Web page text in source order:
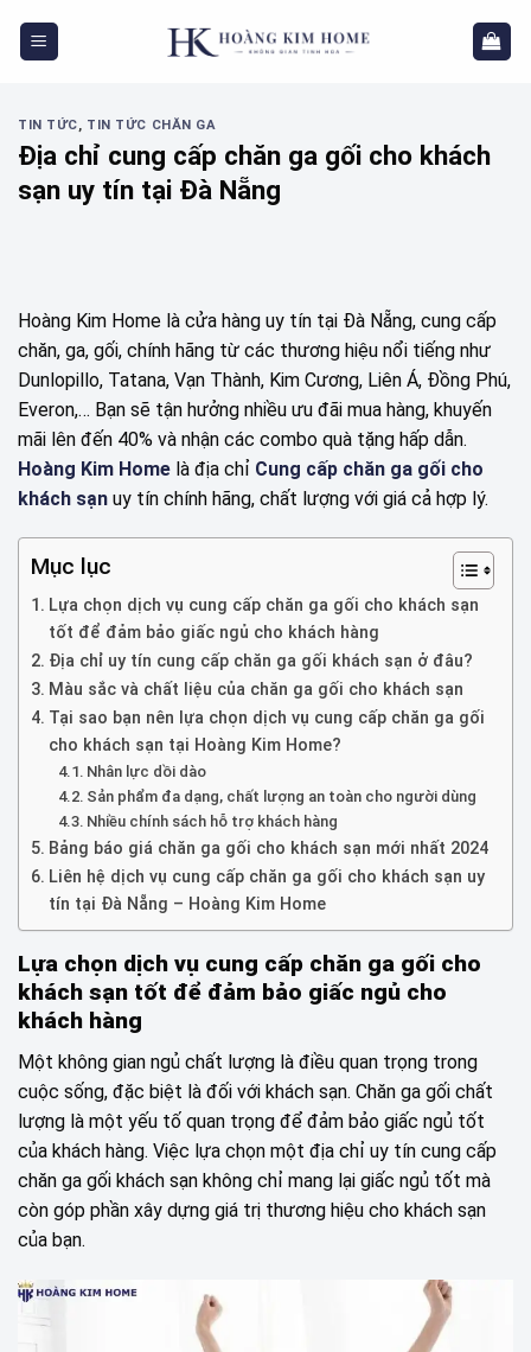
TIN TỨC, TIN TỨC CHĂN GA
Địa chỉ cung cấp chăn ga gối cho khách
sạn uy tín tại Đà Nẵng
Hoàng Kim Home là cửa hàng uy tín tại Đà Nẵng, cung cấp
chăn, ga, gối, chính hãng từ các thương hiệu nổi tiếng như
Dunlopillo, Tatana, Vạn Thành, Kim Cương, Liên Á, Đồng Phú,
Everon,… Bạn sẽ tận hưởng nhiều ưu đãi mua hàng, khuyến
mãi lên đến 40% và nhận các combo quà tặng hấp dẫn.
Hoàng Kim Home là địa chỉ Cung cấp chăn ga gối cho
khách sạn uy tín chính hãng, chất lượng với giá cả hợp lý.
Mục lục
Lựa chọn dịch vụ cung cấp chăn ga gối cho khách sạn
tốt để đảm bảo giấc ngủ cho khách hàng
Địa chỉ uy tín cung cấp chăn ga gối khách sạn ở đâu?
Màu sắc và chất liệu của chăn ga gối cho khách sạn
Tại sao bạn nên lựa chọn dịch vụ cung cấp chăn ga gối
cho khách sạn tại Hoàng Kim Home?
Nhân lực dồi dào
Sản phẩm đa dạng, chất lượng an toàn cho người dùng
Nhiều chính sách hỗ trợ khách hàng
Bảng báo giá chăn ga gối cho khách sạn mới nhất 2024
Liên hệ dịch vụ cung cấp chăn ga gối cho khách sạn uy
tín tại Đà Nẵng – Hoàng Kim Home
Lựa chọn dịch vụ cung cấp chăn ga gối cho
khách sạn tốt để đảm bảo giấc ngủ cho
khách hàng
Một không gian ngủ chất lượng là điều quan trọng trong
cuộc sống, đặc biệt là đối với khách sạn. Chăn ga gối chất
lượng là một yếu tố quan trọng để đảm bảo giấc ngủ tốt
của khách hàng. Việc lựa chọn một địa chỉ uy tín cung cấp
chăn ga gối khách sạn không chỉ mang lại giấc ngủ tốt mà
còn góp phần xây dựng giá trị thương hiệu cho khách sạn
của bạn.